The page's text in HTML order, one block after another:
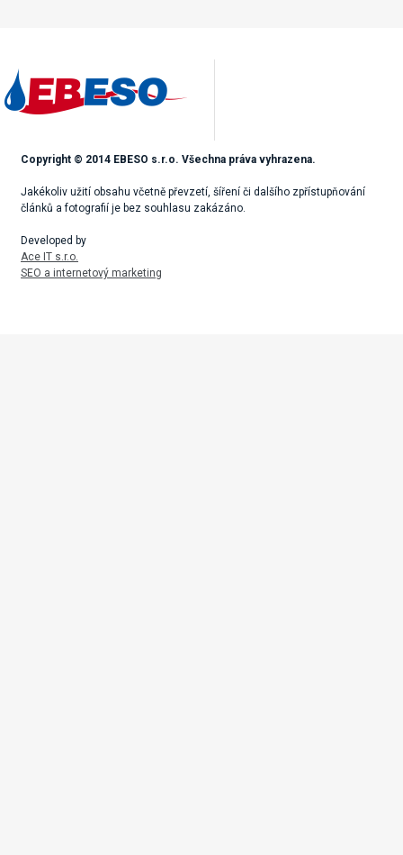
Copyright © 2014 EBESO s.r.o. Všechna práva vyhrazena.
Jakékoliv užití obsahu včetně převzetí, šíření či dalšího zpřístupňování
článků a fotografií je bez souhlasu zakázáno.
Developed by
Ace IT s.r.o.
SEO a internetový marketing